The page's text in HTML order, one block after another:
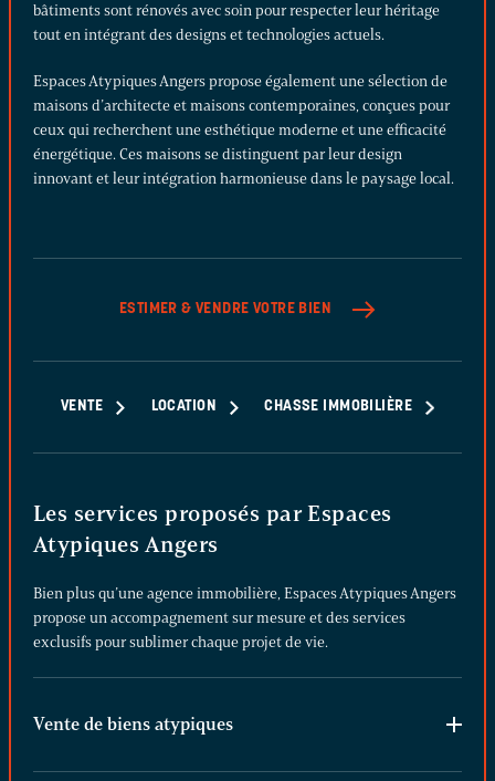
bâtiments sont rénovés avec soin pour respecter leur héritage
tout en intégrant des designs et technologies actuels.
Espaces Atypiques Angers propose également une sélection de
maisons d’architecteetmaisons contemporaines, conçues pour
ceux qui recherchent une esthétique moderne et une efficacité
énergétique. Ces maisons se distinguent par leur design
innovant et leur intégration harmonieuse dans le paysage local.
ESTIMER & VENDRE VOTRE BIEN
VENTE LOCATION CHASSE IMMOBILIÈRE
Les services proposés par Espaces
Atypiques Angers
Bien plus qu’une agence immobilière, Espaces Atypiques Angers
propose un accompagnement sur mesure et des services
exclusifs pour sublimer chaque projet de vie.
Vente de biens atypiques